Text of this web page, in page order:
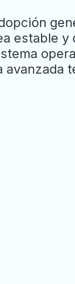
estable y
avanzada